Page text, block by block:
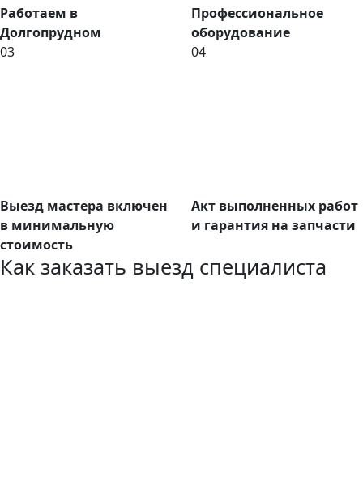
Работаем в
Долгопрудном
Профессиональное
оборудование
03
Выезд мастера включен
в минимальную
стоимость
04
Акт выполненных работ
и гарантия на запчасти
Как заказать выезд специалиста